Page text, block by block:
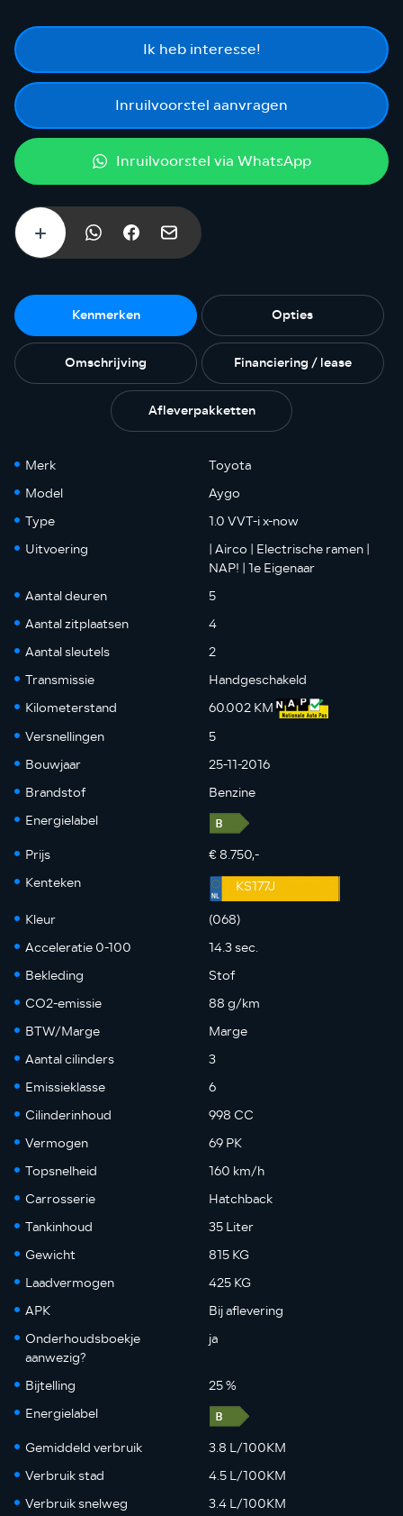
Ik heb interesse!
Inruilvoorstel aanvragen
Inruilvoorstel via WhatsApp
Kenmerken Opties
Omschrijving Financiering / lease
Afleverpakketten
Merk
Toyota
Model
Aygo
Type
1.0 VVT-i x-now
Uitvoering
| Airco | Electrische ramen |
NAP! | 1e Eigenaar
Aantal deuren
5
Aantal zitplaatsen
4
Aantal sleutels
2
Transmissie
Handgeschakeld
Kilometerstand
60.002 KM
Versnellingen
5
Bouwjaar
25-11-2016
Brandstof
Benzine
Energielabel
Prijs
€ 8.750,-
Kenteken
KS177J
Kleur
(068)
Acceleratie 0-100
14.3 sec.
Bekleding
Stof
CO2-emissie
88 g/km
BTW/Marge
Marge
Aantal cilinders
3
Emissieklasse
6
Cilinderinhoud
998 CC
Vermogen
69 PK
Topsnelheid
160 km/h
Carrosserie
Hatchback
Tankinhoud
35 Liter
Gewicht
815 KG
Laadvermogen
425 KG
APK
Bij aflevering
Onderhoudsboekje
aanwezig?
ja
Bijtelling
25 %
Energielabel
Gemiddeld verbruik
3.8 L/100KM
Verbruik stad
4.5 L/100KM
Verbruik snelweg
3.4 L/100KM